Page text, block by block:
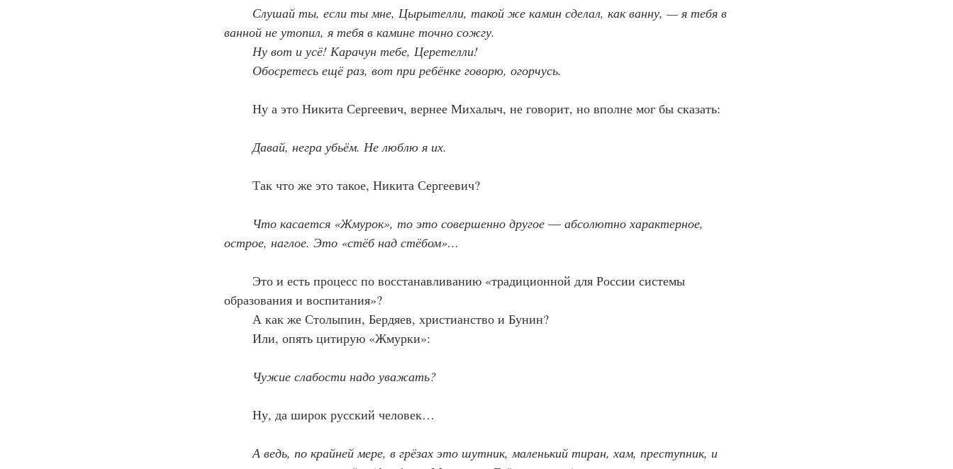
Слушай ты, если ты мне, Цырытелли, такой же камин сделал, как ванну, — я тебя в
ванной не утопил, я тебя в камине точно сожгу.
	Ну вот и усё! Карачун тебе, Церетелли!
	Обосретесь ещё раз, вот при ребёнке говорю, огорчусь.
	Ну а это Никита Сергеевич, вернее Михалыч, не говорит, но вполне мог бы сказать:
	Давай, негра убьём. Не люблю я их.
	Так что же это такое, Никита Сергеевич?
Что касается «Жмурок», то это совершенно другое ― абсолютно характерное,
острое, наглое. Это «стёб над стёбом»…
образования и воспитания»?
	А как же Столыпин, Бердяев, христианство и Бунин?
	Или, опять цитирую «Жмурки»:
	Чужие слабости надо уважать?
	Ну, да широк русский человек…
А ведь, по крайней мере, в грёзах это шутник, маленький тиран, хам, преступник, и